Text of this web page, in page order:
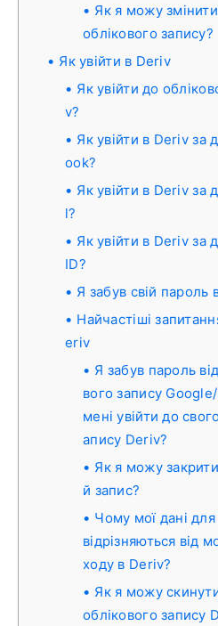
Як я можу
облікового запису?
Як увійти в Deriv
Як увійти до
v?
Як увійти в Deriv за
ook?
Як увійти в Deriv за
l?
Як увійти в Deriv
ID?
Я забув свій пароль
Найчастіші
eriv
Я забув пароль
вого запису
мені увійти до
апису Deriv?
Як я можу
й запис?
Чому мої дані
відрізняються від
ходу в Deriv?
Як я можу
облікового запису